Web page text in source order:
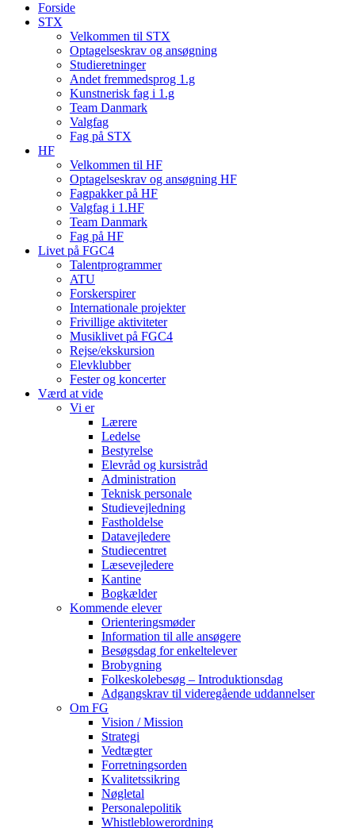
Forside
STX
Velkommen til STX
Optagelseskrav og ansøgning
Studieretninger
Andet fremmedsprog 1.g
Kunstnerisk fag i 1.g
Team Danmark
Valgfag
Fag på STX
HF
Velkommen til HF
Optagelseskrav og ansøgning HF
Fagpakker på HF
Valgfag i 1.HF
Team Danmark
Fag på HF
Livet på FGC4
Talentprogrammer
ATU
Forskerspirer
Internationale projekter
Frivillige aktiviteter
Musiklivet på FGC4
Rejse/ekskursion
Elevklubber
Fester og koncerter
Værd at vide
Vi er
Lærere
Ledelse
Bestyrelse
Elevråd og kursistråd
Administration
Teknisk personale
Studievejledning
Fastholdelse
Datavejledere
Studiecentret
Læsevejledere
Kantine
Bogkælder
Kommende elever
Orienteringsmøder
Information til alle ansøgere
Besøgsdag for enkeltelever
Brobygning
Folkeskolebesøg – Introduktionsdag
Adgangskrav til videregående uddannelser
Om FG
Vision / Mission
Strategi
Vedtægter
Forretningsorden
Kvalitetssikring
Nøgletal
Personalepolitik
Whistleblowerordning